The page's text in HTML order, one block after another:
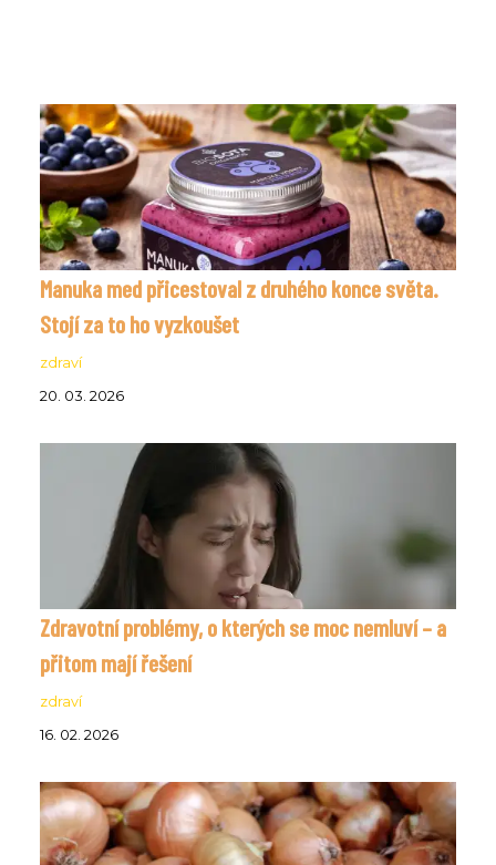
Manuka med přicestoval z druhého konce světa.
Stojí za to ho vyzkoušet
zdraví
20. 03. 2026
Zdravotní problémy, o kterých se moc nemluví – a
přitom mají řešení
zdraví
16. 02. 2026